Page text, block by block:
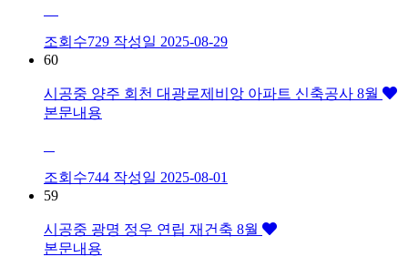
조회수729 작성일 2025-08-29
60
시공중 양주 회천 대광로제비앙 아파트 신축공사 8월
본문내용
조회수744 작성일 2025-08-01
59
시공중 광명 정우 연립 재건축 8월
본문내용